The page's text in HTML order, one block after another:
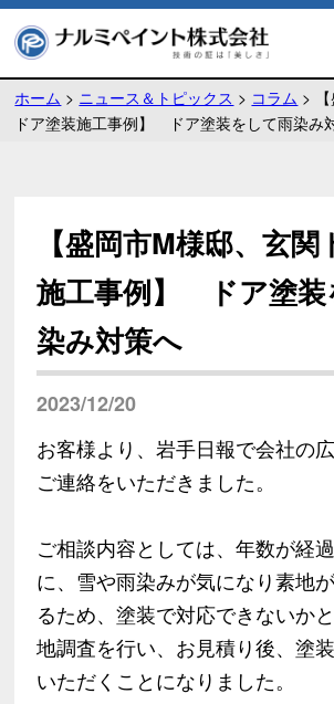
ホーム > ニュース＆トピックス > コラム >
ドア塗装施工事例】 ドア塗装をして雨
【盛岡市M様邸、玄
施工事例】 ドア塗装
染み対策へ
2023/12/20
お客様より、岩手日報で会社の広
ご連絡をいただきました。
ご相談内容としては、年数が経
に、雪や雨染みが気になり素地
るため、塗装で対応できないか
地調査を行い、お見積り後、塗
いただくことになりました。